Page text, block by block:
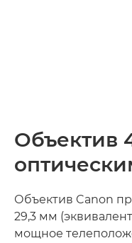
Объектив
Объектив Canon
29,3 мм
мощное